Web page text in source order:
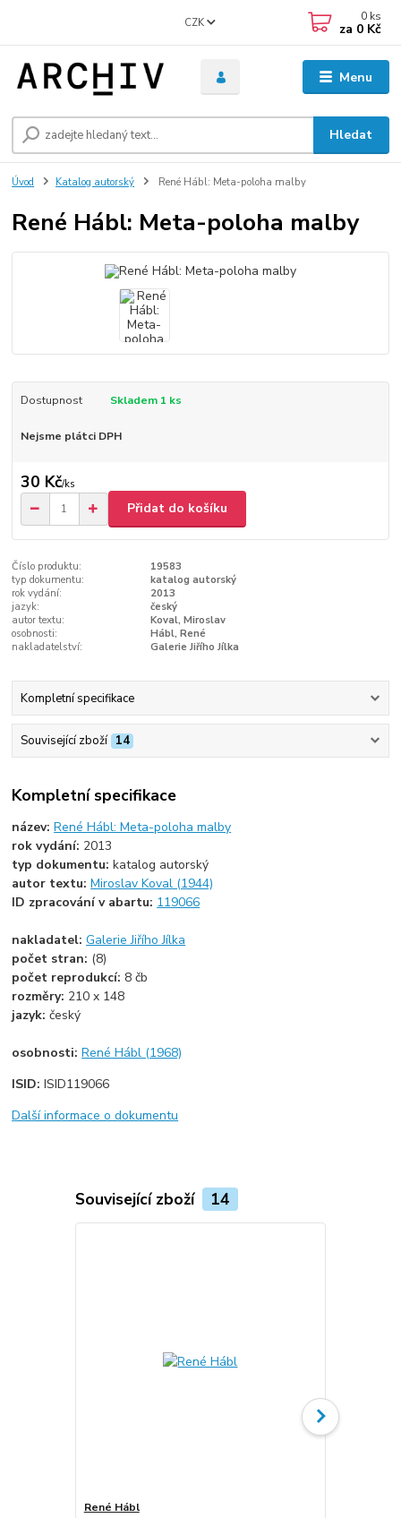
Menu
CZK
Hledat
0 ks
za 0 Kč
Úvod Katalog autorský René Hábl: Meta-poloha malby
René Hábl: Meta-poloha malby
Dostupnost Skladem 1 ks
Nejsme plátci DPH
30 Kč/ks
Přidat do košíku
Číslo produktu:
19583
typ dokumentu:
katalog autorský
rok vydání:
2013
jazyk:
český
autor textu:
Koval, Miroslav
osobnosti:
Hábl, René
nakladatelství:
Galerie Jiřího Jílka
Kompletní specifikace
Související zboží 14
Kompletní specifikace
název:René Hábl: Meta-poloha malby
rok vydání: 2013
typ dokumentu:katalog autorský
autor textu:Miroslav Koval (1944)
ID zpracování v abartu: 119066
nakladatel:Galerie Jiřího Jílka
počet stran: (8)
počet reprodukcí: 8 čb
rozměry: 210 x 148
jazyk:český
osobnosti:René Hábl (1968)
ISID:ISID119066
Další informace o dokumentu
Související zboží 14
René Hábl